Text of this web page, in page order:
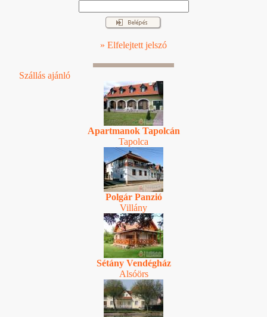
» Elfelejtett jelszó
Szállás ajánló
Apartmanok Tapolcán
Tapolca
Polgár Panzió
Villány
Sétány Vendégház
Alsóörs